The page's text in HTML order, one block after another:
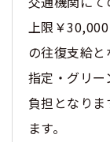
上限￥
の往復
指定・グリ
負担となり
ます。